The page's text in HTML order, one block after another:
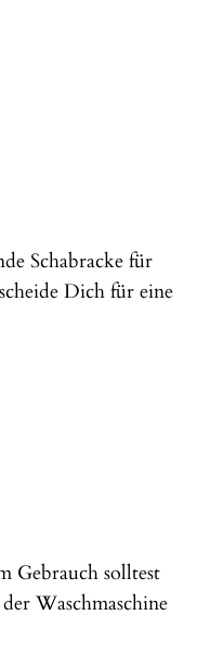
Schabracke für
Dich für eine
Gebrauch solltest
Waschmaschine